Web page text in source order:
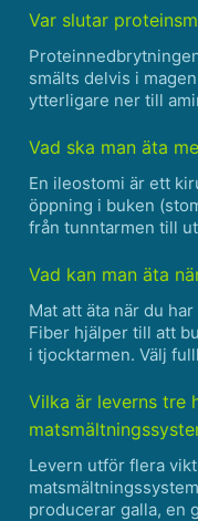
orsaka
Var slutar
smälts delvis i
ytterligare ner till
aminosyror
Vad ska man äta
En ileostomi är ett
öppning i buken
från tunntarmen till
hälsa och förhindra
Vad kan man äta
Mat att äta när du
Fiber hjälper till att
i tjocktarmen. Välj
mycket fibrer, vilket
Vilka är leverns tre
Levern utför flera
producerar galla, en